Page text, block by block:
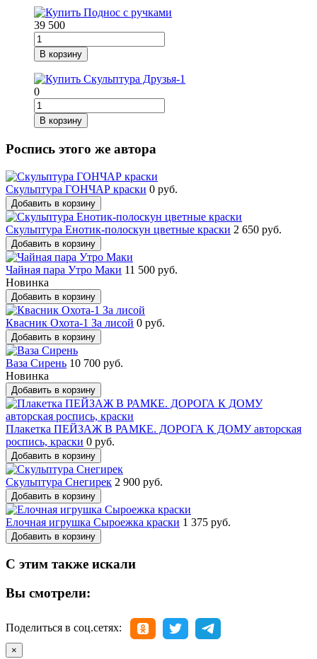
39 500
В корзину
0
В корзину
Роспись этого же автора
Скульптура ГОНЧАР краски 0 руб.
Добавить в корзину
Скульптура Енотик-полоскун цветные краски 2 650 руб.
Добавить в корзину
Чайная пара Утро Маки 11 500 руб.
Новинка
Добавить в корзину
Квасник Охота-1 За лисой 0 руб.
Добавить в корзину
Ваза Сирень 10 700 руб.
Новинка
Добавить в корзину
Плакетка ПЕЙЗАЖ В РАМКЕ. ДОРОГА К ДОМУ авторская
роспись, краски 0 руб.
Добавить в корзину
Скульптура Снегирек 2 900 руб.
Добавить в корзину
Елочная игрушка Сыроежка краски 1 375 руб.
Добавить в корзину
С этим также искали
Вы смотрели:
Поделиться в соц.сетях:
×